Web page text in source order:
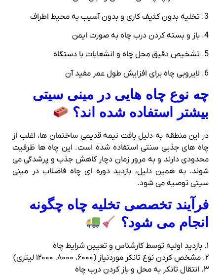
3. تخلیه بدون کثیف‌ کاری و بدون آسیب به محیط اطراف
4. باز و بسته کردن درب چاه به‌ صورت ایمن
5. تشخیص دقیق محل چاه و انشعابات با دستگاه
6. لایروبی چاه برای افزایش طول عمر مفید آن
چه نوع چاه‌ هایی در مینی سیتی
بیشتر استفاده شده‌ اند؟
در این منطقه به دلیل بافت نیمه‌ قدیمی ساختمان‌ ها، اغلب از
چاه‌ های جذبی سنتی استفاده شده است. این چاه‌ ها ظرفیت
محدودی دارند و به مرور زمان دچار کاهش جذب و پرشدگی می‌
شوند. به همین دلیل، بازدید دوره‌ ای چاه فاضلاب در مینی
سیتی توصیه می‌ شود.
فرآیند تخصصی تخلیه چاه چگونه
انجام می‌ شود؟
۱. بازدید اولیه توسط کارشناس و تعیین شرایط چاه
۲. مشخص کردن نوع تانکر موردنیاز (۶۰۰۰، ۸۰۰۰، ۱۲۰۰۰ لیتری)
۳. انتقال تانکر به محل و باز کردن درب چاه